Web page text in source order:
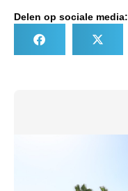
Delen op sociale media: